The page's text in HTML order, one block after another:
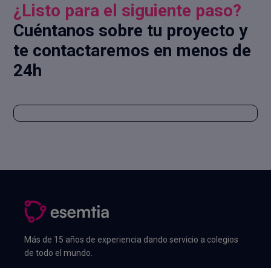
¿Listo para el siguiente paso?
Cuéntanos sobre tu proyecto y
te contactaremos en menos de
24h
Más de 15 años de experiencia dando servicio a colegios
de todo el mundo.